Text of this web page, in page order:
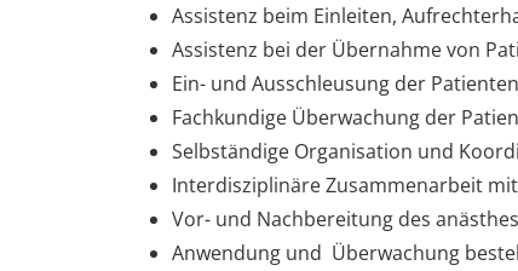
Assistenz beim Einleiten,
Assistenz bei der Übernahme von
Ein- und Ausschleusung der
Fachkundige Überwachung der
Selbständige Organisation und
Interdisziplinäre Zusammenarbeit
Vor- und Nachbereitung des
Anwendung und Überwachung